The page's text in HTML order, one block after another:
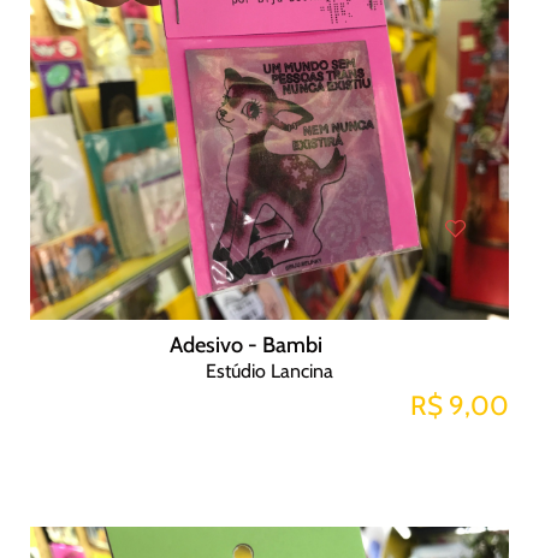
Adesivo - Bambi
Estúdio Lancina
R$ 9,00